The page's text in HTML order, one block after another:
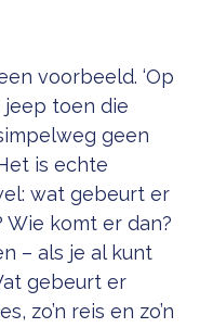
voorbeeld. ‘Op
toen die
geen
is echte
wat gebeurt er
komt er dan?
– als je al kunt
gebeurt er
zo’n reis en zo’n